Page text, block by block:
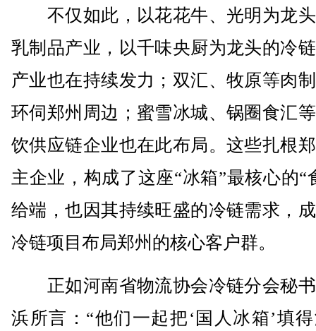
不仅如此，以花花牛、光明为龙
乳制品产业，以千味央厨为龙头的冷
产业也在持续发力；双汇、牧原等肉
环伺郑州周边；蜜雪冰城、锅圈食汇
饮供应链企业也在此布局。这些扎根
主企业，构成了这座“冰箱”最核心的“
给端，也因其持续旺盛的冷链需求，
冷链项目布局郑州的核心客户群。
正如河南省物流协会冷链分会秘
浜所言：“他们一起把‘国人冰箱’填